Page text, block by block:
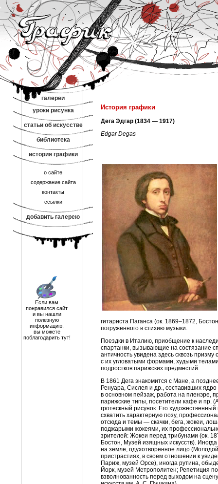
галереи
уроки рисунка
статьи об искусстве
библиотека
история графики
о сайте
содержание сайта
контакты
ссылки
добавить галерею
Если вам
понравился сайт
и вы нашли
полезную
информацию,
вы можете
поблагодарить тут!
История графики
Дега Эдгар (1834 — 1917)
Edgar Degas
гитариста Паганса (ок. 1869–1872,
погруженного в стихию музыки.
Поездки в Италию, приобщение к
спартанки, вызывающие на состязание
античность увидена здесь сквозь
с их угловатыми формами, худыми
подростков парижских предместий.
В 1861 Дега знакомится с Мане, а
Ренуара, Сислея и др., составивших
в основном пейзаж, работа на пленэре,
парижские типы, посетители кафе и пр.
гротескный рисунок. Его
схватить характерную позу,
отсюда и темы — скачки, бега, жокеи,
поджарыми жокеями, их
зрителей: Жокеи перед трибунами (ок.
Бостон, Музей изящных искусств).
на земле, одухотворенное лицо
пристрастиях, в своем отношении к
Париж, музей Орсе), иногда рутина,
Йорк, музей Метрополитен; Репетиция
взволнованность перед выходом на